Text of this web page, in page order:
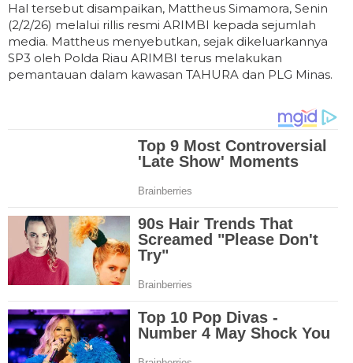
Hal tersebut disampaikan, Mattheus Simamora, Senin
(2/2/26) melalui rillis resmi ARIMBI kepada sejumlah
media. Mattheus menyebutkan, sejak dikeluarkannya
SP3 oleh Polda Riau ARIMBI terus melakukan
pemantauan dalam kawasan TAHURA dan PLG Minas.